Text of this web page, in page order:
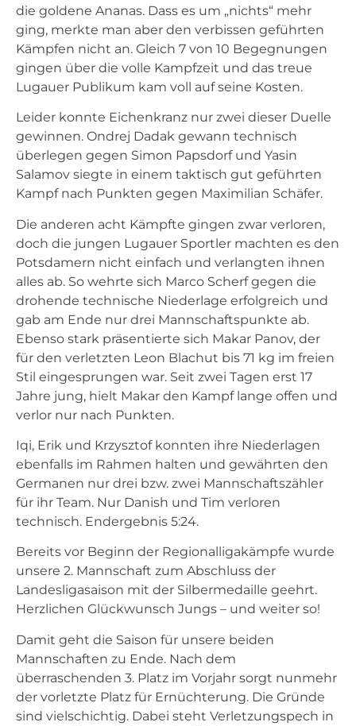
die goldene Ananas. Dass es um „nichts“ mehr
ging, merkte man aber den verbissen geführten
Kämpfen nicht an. Gleich 7 von 10 Begegnungen
gingen über die volle Kampfzeit und das treue
Lugauer Publikum kam voll auf seine Kosten.
Leider konnte Eichenkranz nur zwei dieser Duelle
gewinnen. Ondrej Dadak gewann technisch
überlegen gegen Simon Papsdorf und Yasin
Salamov siegte in einem taktisch gut geführten
Kampf nach Punkten gegen Maximilian Schäfer.
Die anderen acht Kämpfte gingen zwar verloren,
doch die jungen Lugauer Sportler machten es den
Potsdamern nicht einfach und verlangten ihnen
alles ab. So wehrte sich Marco Scherf gegen die
drohende technische Niederlage erfolgreich und
gab am Ende nur drei Mannschaftspunkte ab.
Ebenso stark präsentierte sich Makar Panov, der
für den verletzten Leon Blachut bis 71 kg im freien
Stil eingesprungen war. Seit zwei Tagen erst 17
Jahre jung, hielt Makar den Kampf lange offen und
verlor nur nach Punkten.
Iqi, Erik und Krzysztof konnten ihre Niederlagen
ebenfalls im Rahmen halten und gewährten den
Germanen nur drei bzw. zwei Mannschaftszähler
für ihr Team. Nur Danish und Tim verloren
technisch. Endergebnis 5:24.
Bereits vor Beginn der Regionalligakämpfe wurde
unsere 2. Mannschaft zum Abschluss der
Landesligasaison mit der Silbermedaille geehrt.
Herzlichen Glückwunsch Jungs – und weiter so!
Damit geht die Saison für unsere beiden
Mannschaften zu Ende. Nach dem
überraschenden 3. Platz im Vorjahr sorgt nunmehr
der vorletzte Platz für Ernüchterung. Die Gründe
sind vielschichtig. Dabei steht Verletzungspech in